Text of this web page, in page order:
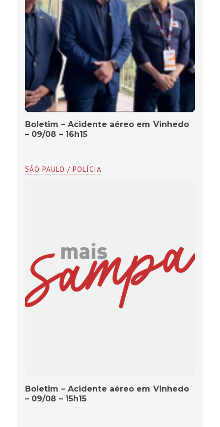
Boletim – Acidente aéreo em Vinhedo
– 09/08 – 16h15
SÃO PAULO / POLÍCIA
Boletim – Acidente aéreo em Vinhedo
– 09/08 – 15h15